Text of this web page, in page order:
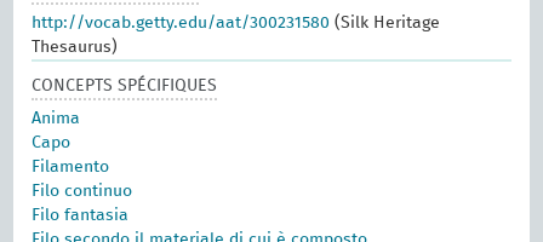
http://vocab.getty.edu/aat/300231580 (Silk Heritage
Thesaurus)
CONCEPTS SPÉCIFIQUES
Anima
Capo
Filamento
Filo continuo
Filo fantasia